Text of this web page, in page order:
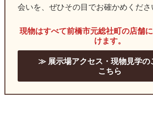
会いを、ぜひその目でお確かめくださ
現物はすべて前橋市元総社町の店舗
けます。
≫ 展示場アクセス・現物見学の
こちら